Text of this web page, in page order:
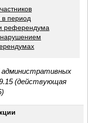
период
референдума
нарушением
административных
(действующая